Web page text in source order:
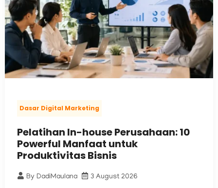
Dasar Digital Marketing
Pelatihan In-house Perusahaan: 10
Powerful Manfaat untuk
Produktivitas Bisnis
By DadiMaulana 3 August 2026